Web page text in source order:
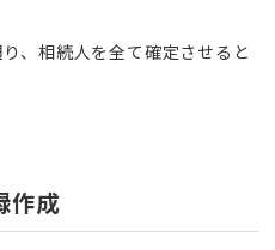
、相続人を全て確定させると
作成